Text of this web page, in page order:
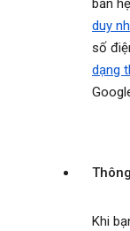
bản
duy
số
dạng
Khi